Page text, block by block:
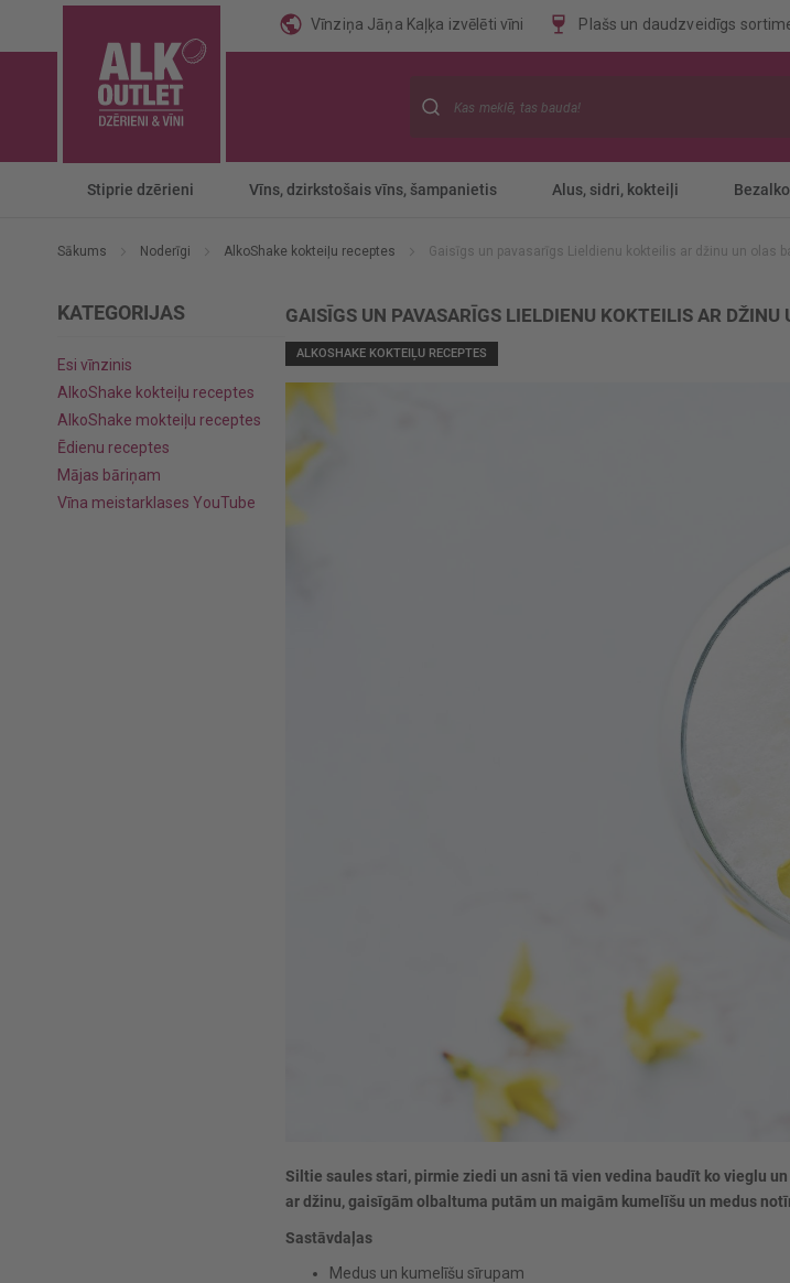
Vīnziņa Jāņa Kaļķa izvēlēti vīni Plašs un daudzveidīgs
Stiprie dzērieni Vīns, dzirkstošais vīns, šampanietis Alus, sidri, kokteiļi
Sākums Noderīgi AlkoShake kokteiļu receptes Gaisīgs un pavasarīgs Lieldienu kokteilis ar džinu un olas
KATEGORIJAS
Esi vīnzinis
AlkoShake kokteiļu receptes
AlkoShake mokteiļu receptes
Ēdienu receptes
Mājas bāriņam
Vīna meistarklases YouTube
GAISĪGS UN PAVASARĪGS LIELDIENU KOKTEILIS AR DŽINU
ALKOSHAKE KOKTEIĻU RECEPTES
Siltie saules stari, pirmie ziedi un asni tā vien vedina baudīt ko vieglu
ar džinu, gaisīgām olbaltuma putām un maigām kumelīšu un medus
Sastāvdaļas
Medus un kumelīšu sīrupam